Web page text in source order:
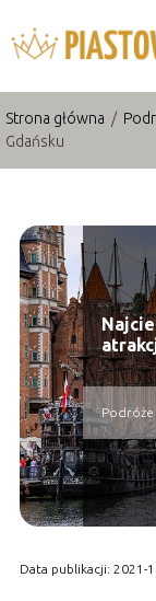
Strona główna /
Gdańsku
Podróże
Data publikacji: 2021-